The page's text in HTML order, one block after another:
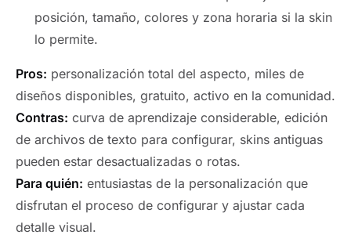
posición, tamaño, colores y zona horaria si la skin
lo permite.
Pros: personalización total del aspecto, miles de
diseños disponibles, gratuito, activo en la comunidad.
Contras: curva de aprendizaje considerable, edición
de archivos de texto para configurar, skins antiguas
pueden estar desactualizadas o rotas.
Para quién: entusiastas de la personalización que
disfrutan el proceso de configurar y ajustar cada
detalle visual.